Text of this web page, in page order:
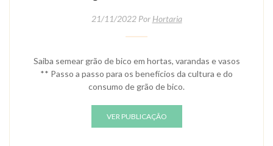
21/11/2022 Por Hortaria
Saiba semear grão de bico em hortas, varandas e vasos
** Passo a passo para os benefícios da cultura e do
consumo de grão de bico.
VER PUBLICAÇÃO